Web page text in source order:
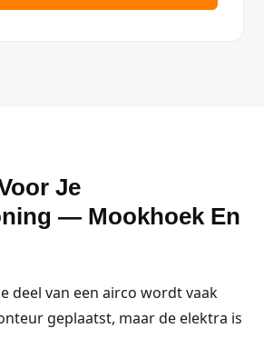
Je
— Mookhoek En
deel van een airco wordt vaak
geplaatst, maar de elektra is